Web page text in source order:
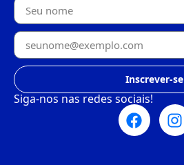
Inscrever-se
Siga-nos nas redes sociais!